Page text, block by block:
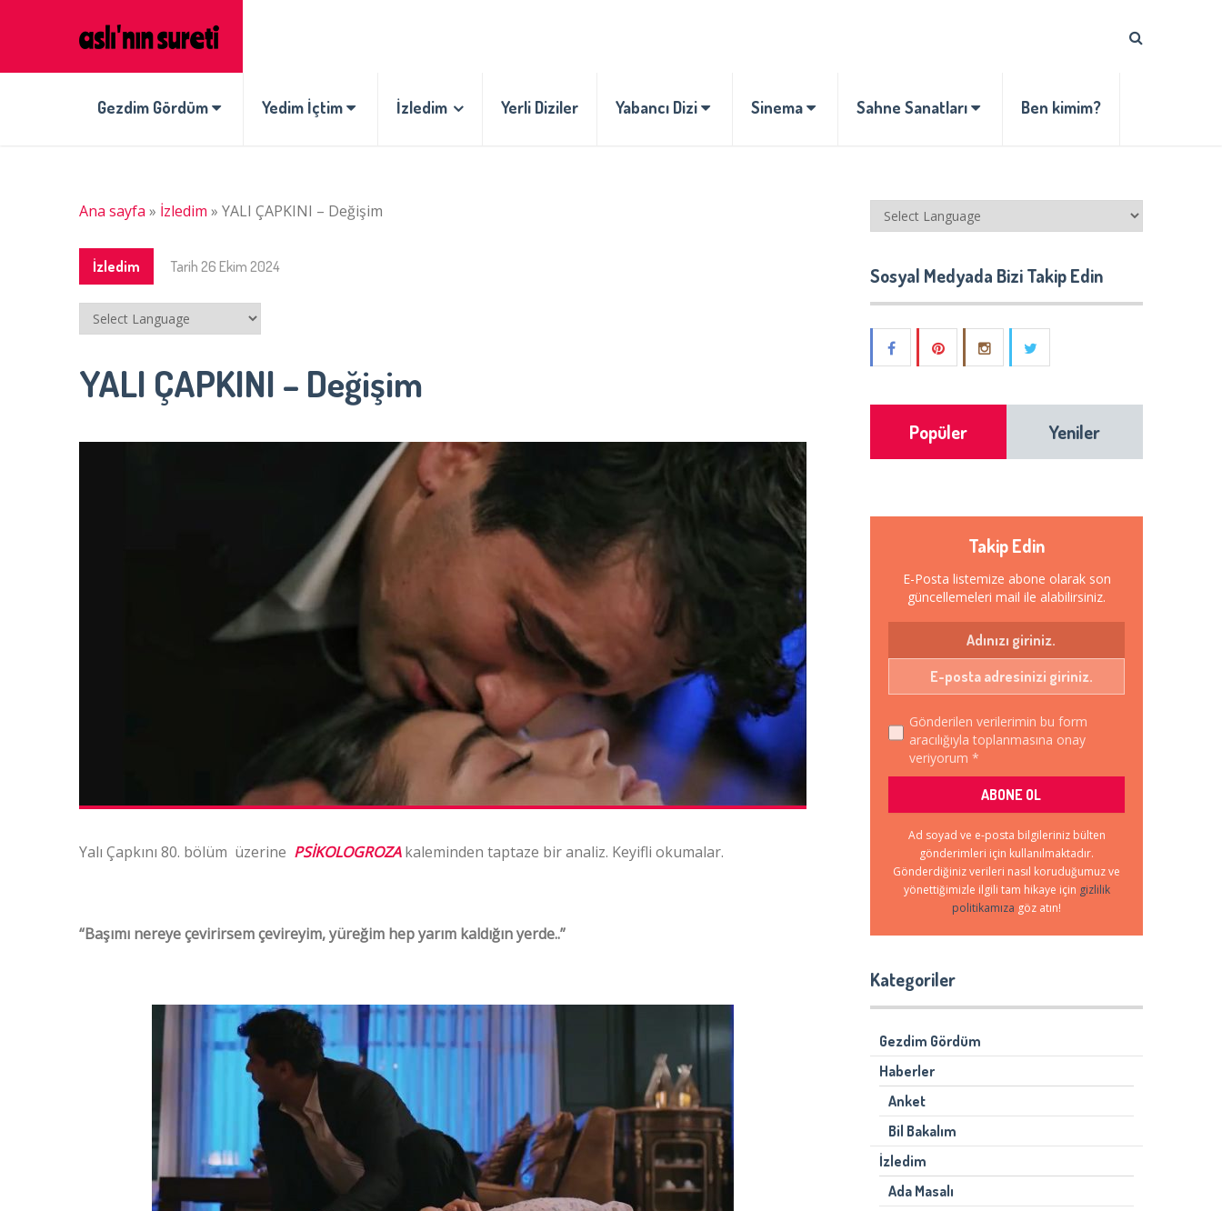
Gezdim Gördüm Yedim İçtim İzledim Yerli Diziler Yabancı Dizi Sinema Sahne Sanatları Ben kimim?
Ana sayfa » İzledim » YALI ÇAPKINI – Değişim
İzledim Tarih 26 Ekim 2024
YALI ÇAPKINI – Değişim
Yalı Çapkını 80. bölüm üzerine PSİKOLOGROZAkaleminden taptaze bir analiz. Keyifli okumalar.
“Başımı nereye çevirirsem çevireyim, yüreğim hep yarım kaldığın yerde..”
Sosyal Medyada Bizi Takip Edin
Popüler Yeniler
Takip Edin
E-Posta listemize abone olarak son
güncellemeleri mail ile alabilirsiniz.
Gönderilen verilerimin bu form
aracılığıyla toplanmasına onay
veriyorum *
Ad soyad ve e-posta bilgileriniz bülten
gönderimleri için kullanılmaktadır.
Gönderdiğiniz verileri nasıl koruduğumuz ve
yönettiğimizle ilgili tam hikaye için gizlilik
politikamıza göz atın!
Kategoriler
Gezdim Gördüm
Haberler
Anket
Bil Bakalım
İzledim
Ada Masalı